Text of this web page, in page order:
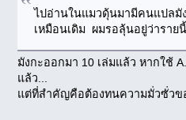
ไปอ่านในแมวดุ้นมามีคนแปลมั
เหมือนเดิม ผมรอลุ้นอยู่ว่าราย
มังกะออกมา 10 เล่มแล้ว หากใช้
แล้ว...
แต่ที่สำคัญคือต้องทนความมั่วซั่วข